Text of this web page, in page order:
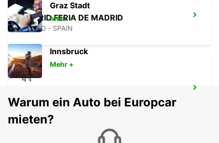
MADRID FERIA DE MADRID
MADRID - SPAIN
MADRID - SPAIN
Graz Stadt
Mehr +
Innsbruck
Mehr +
Warum ein Auto bei Europcar
mieten?